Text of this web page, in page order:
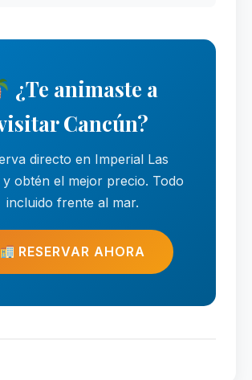
¿Te animaste a
Cancún?
directo en Imperial Las
y obtén el mejor precio. Todo
incluido frente al mar.
RESERVAR AHORA